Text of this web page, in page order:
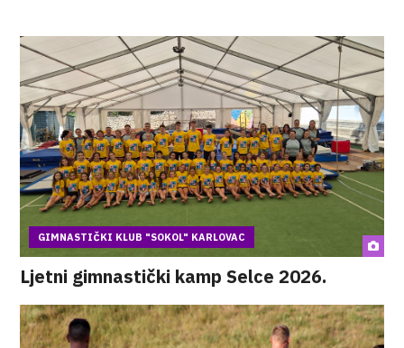
GIMNASTIČKI KLUB "SOKOL" KARLOVAC
Ljetni gimnastički kamp Selce 2026.